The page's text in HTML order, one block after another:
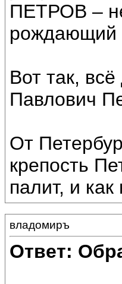
ПЕТРОВ –
рождающий
Вот так,
Павлович
От
крепость
палит, и
владомиръ
Ответ: